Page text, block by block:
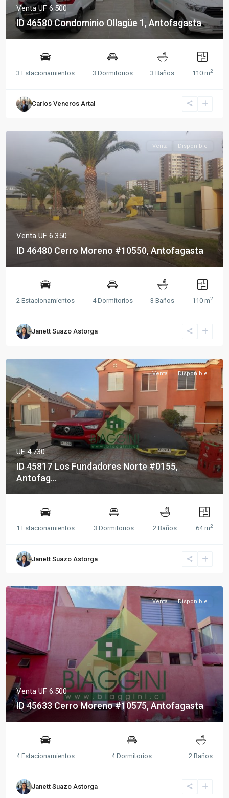
Venta UF 6.500
ID 46580 Condominio Ollagüe 1, Antofagasta
3 Estacionamientos 3 Dormitorios 3 Baños 110 m2
Carlos Veneros Artal
Venta Disponible
Venta UF 6.350
ID 46480 Cerro Moreno #10550, Antofagasta
2 Estacionamientos 4 Dormitorios 3 Baños 110 m2
Janett Suazo Astorga
Venta Disponible
UF 4.730
ID 45817 Los Fundadores Norte #0155,
Antofag...
1 Estacionamientos 3 Dormitorios 2 Baños 64 m2
Janett Suazo Astorga
Venta Disponible
Venta UF 6.500
ID 45633 Cerro Moreno #10575, Antofagasta
4 Estacionamientos 4 Dormitorios 2 Baños
Janett Suazo Astorga